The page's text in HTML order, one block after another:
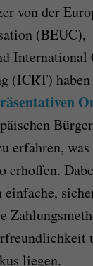
von der
(BEUC),
International
(ICRT)
erfahren,
erhoffen.
einfache,
liegen.